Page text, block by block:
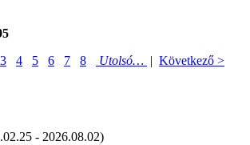
3 4 5 6 7 8 Utolsó… | Következő >
- 2026.08.02)